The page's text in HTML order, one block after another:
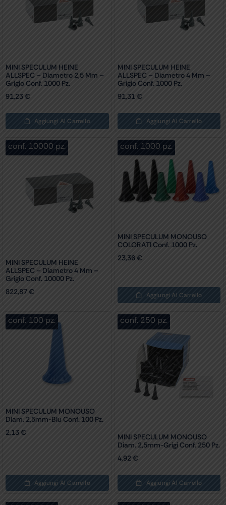
MINI SPECULUM HEINE
ALLSPEC – Diametro 2,5 Mm –
Grigio Conf. 1000 Pz.
91,23€
Aggiungi Al Carrello
MINI SPECULUM HEINE
ALLSPEC – Diametro 4 Mm –
Grigio Conf. 1000 Pz.
91,31 €
Aggiungi Al Carrello
conf. 10000 pz.
MINI SPECULUM HEINE
ALLSPEC – Diametro 4 Mm –
Grigio Conf. 10000 Pz.
822,87€
conf. 1000 pz.
MINI SPECULUM MONOUSO
COLORATI Conf. 1000 Pz.
23,36 €
Aggiungi Al Carrello
conf. 100 pz.
MINI SPECULUM MONOUSO
Diam. 2,5mm-Blu Conf. 100 Pz.
2,13€
Aggiungi Al Carrello
conf. 250 pz.
MINI SPECULUM MONOUSO
Diam. 2,5mm-Grigi Conf. 250 Pz.
4,92€
Aggiungi Al Carrello